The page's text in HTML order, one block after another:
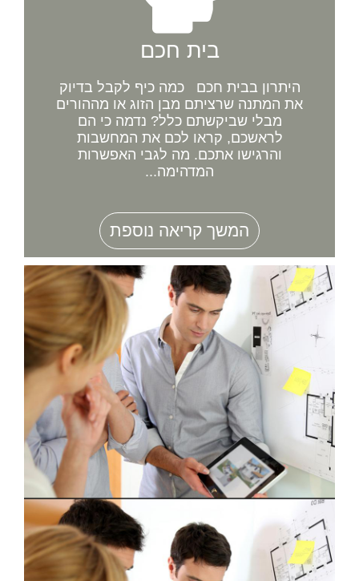
בית חכם
היתרון בבית חכם כמה כיף לקבל בדיוק
את המתנה שרציתם מבן הזוג או מההורים
מבלי שביקשתם כלל? נדמה כי הם
לראשכם, קראו לכם את המחשבות
והרגישו אתכם. מה לגבי האפשרות
המדהימה...
המשך קריאה נוספת